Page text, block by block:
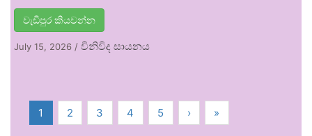
වැඩිපුර කියවන්න
July 15, 2026 / විනිවිද සායනය
1 2 3 4 5 › »